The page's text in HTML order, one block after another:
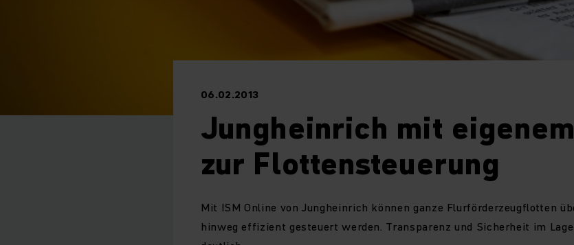
06.02.2013
Jungheinrich mit
zur Flottensteuerung
Mit ISM Online von Jungheinrich können ganze Flurförderzeugflotten
hinweg effizient gesteuert werden. Transparenz und Sicherheit im